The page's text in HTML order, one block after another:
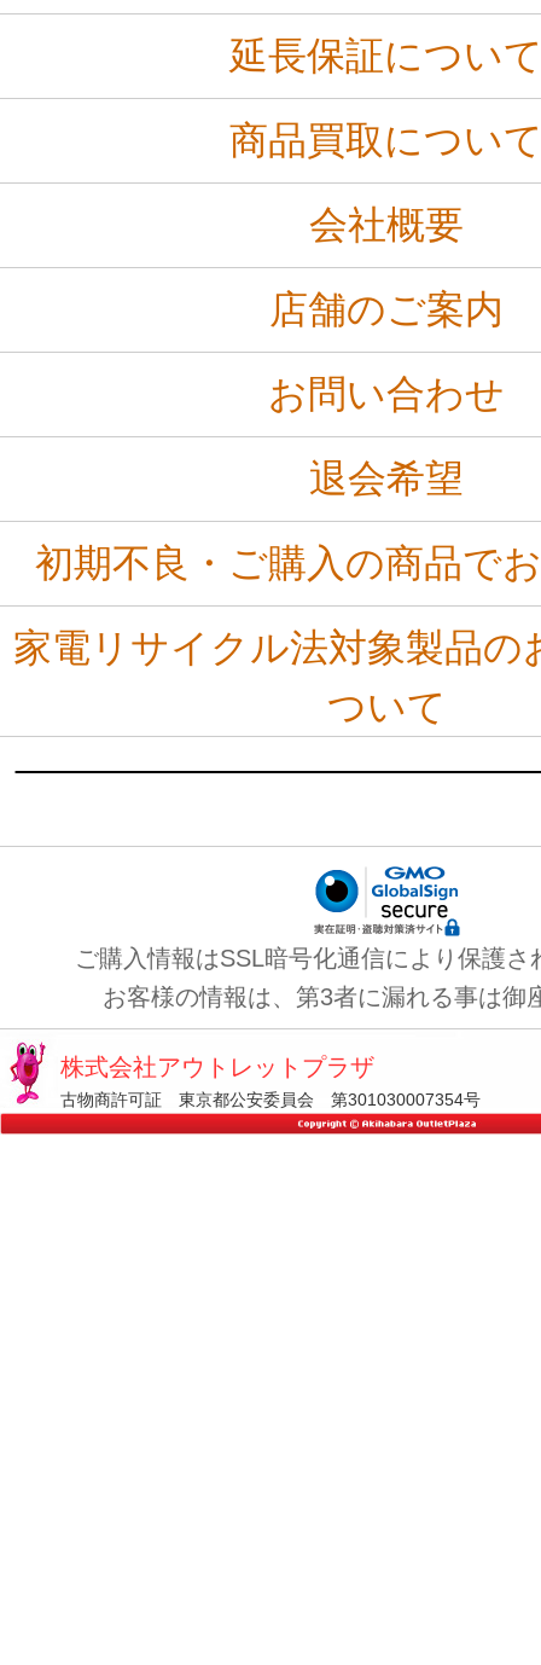
延長保証につい
商品買取につい
会社概要
店舗のご案内
お問い合わせ
退会希望
初期不良・ご購入の商品で
家電リサイクル法対象製品の
ついて
ご購入情報はSSL暗号化通信により保護さ
お客様の情報は、第3者に漏れる事は御
株式会社アウトレットプラザ
古物商許可証 東京都公安委員会 第301030007354号